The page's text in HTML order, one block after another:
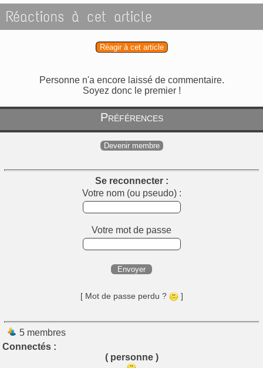
Réactions à cet article
Réagir à cet article
Personne n'a encore laissé de commentaire.
Soyez donc le premier !
Préférences
Devenir membre
Se reconnecter :
Votre nom (ou pseudo) :
Votre mot de passe
Envoyer
[ Mot de passe perdu ? ]
5 membres
Connectés :
( personne )